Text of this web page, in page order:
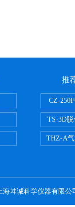
推
CZ-
TS-3D脱
THZ-A气
海坤诚科学仪器有限公